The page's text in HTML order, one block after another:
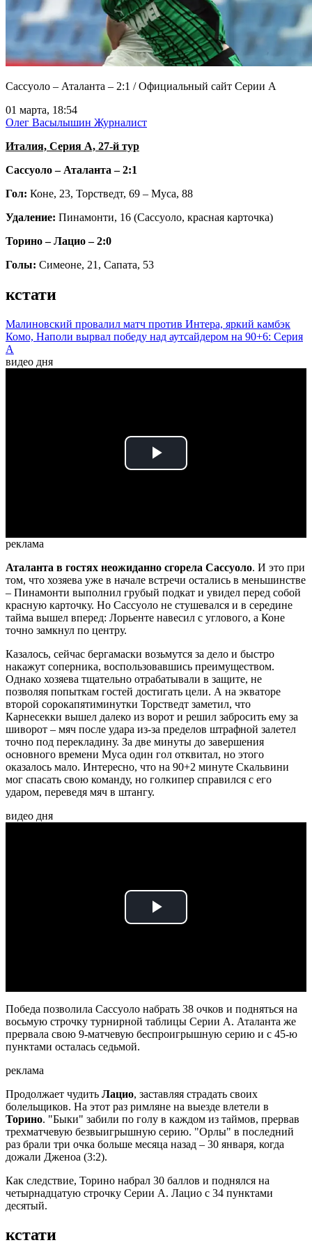
Сассуоло – Аталанта – 2:1 / Официальный сайт Серии А
01 марта, 18:54
Олег Васылышин Журналист
Италия, Серия А, 27-й тур
Сассуоло – Аталанта – 2:1
Гол: Коне, 23, Торстведт, 69 – Муса, 88
Удаление: Пинамонти, 16 (Сассуоло, красная карточка)
Торино – Лацио – 2:0
Голы: Симеоне, 21, Сапата, 53
кстати
Малиновский провалил матч против Интера, яркий камбэк
Комо, Наполи вырвал победу над аутсайдером на 90+6: Серия
А
видео дня
Play
реклама
Аталанта в гостях неожиданно сгорела Сассуоло. И это при
том, что хозяева уже в начале встречи остались в меньшинстве
– Пинамонти выполнил грубый подкат и увидел перед собой
красную карточку. Но Сассуоло не стушевался и в середине
тайма вышел вперед: Лорьенте навесил с углового, а Коне
точно замкнул по центру.
Казалось, сейчас бергамаски возьмутся за дело и быстро
накажут соперника, воспользовавшись преимуществом.
Однако хозяева тщательно отрабатывали в защите, не
позволяя попыткам гостей достигать цели. А на экваторе
второй сорокапятиминутки Торстведт заметил, что
Карнесекки вышел далеко из ворот и решил забросить ему за
шиворот – мяч после удара из-за пределов штрафной залетел
точно под перекладину. За две минуты до завершения
основного времени Муса один гол отквитал, но этого
оказалось мало. Интересно, что на 90+2 минуте Скальвини
мог спасать свою команду, но голкипер справился с его
ударом, переведя мяч в штангу.
видео дня
Play
Победа позволила Сассуоло набрать 38 очков и подняться на
восьмую строчку турнирной таблицы Серии А. Аталанта же
прервала свою 9-матчевую беспроигрышную серию и с 45-ю
пунктами осталась седьмой.
реклама
Продолжает чудить Лацио, заставляя страдать своих
болельщиков. На этот раз римляне на выезде влетели в
Торино. "Быки" забили по голу в каждом из таймов, прервав
трехматчевую безвыигрышную серию. "Орлы" в последний
раз брали три очка больше месяца назад – 30 января, когда
дожали Дженоа (3:2).
Как следствие, Торино набрал 30 баллов и поднялся на
четырнадцатую строчку Серии А. Лацио с 34 пунктами
десятый.
кстати